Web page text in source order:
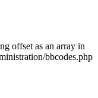
offset as an array in
bbcodes.php